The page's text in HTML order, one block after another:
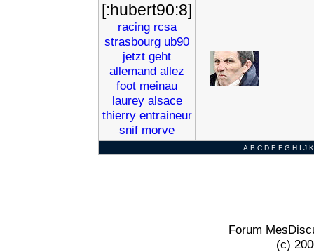
[:hubert90:8]
racing rcsa
strasbourg ub90
jetzt geht
allemand allez
foot meinau
laurey alsace
thierry entraineur
snif morve
A B C D E F G H I J K
Forum
(c)